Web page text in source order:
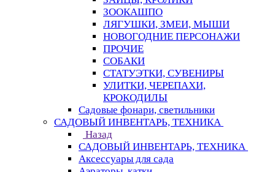
ЗООКАШПО
ЛЯГУШКИ, ЗМЕИ, МЫШИ
НОВОГОДНИЕ ПЕРСОНАЖИ
ПРОЧИЕ
СОБАКИ
СТАТУЭТКИ, СУВЕНИРЫ
УЛИТКИ, ЧЕРЕПАХИ,
КРОКОДИЛЫ
Садовые фонари, светильники
САДОВЫЙ ИНВЕНТАРЬ, ТЕХНИКА
Назад
САДОВЫЙ ИНВЕНТАРЬ, ТЕХНИКА
Аксессуары для сада